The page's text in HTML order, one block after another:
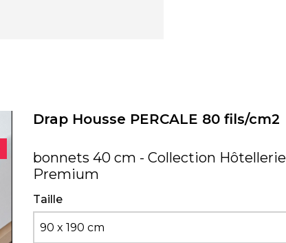
Drap Housse PERCALE 80 fils/cm2
bonnets 40 cm - Collection Hôtellerie
Premium
Taille
90 x 190 cm